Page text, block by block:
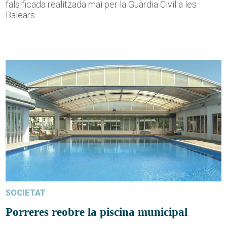
falsificada realitzada mai per la Guàrdia Civil a les
Balears
SOCIETAT
Porreres reobre la piscina municipal